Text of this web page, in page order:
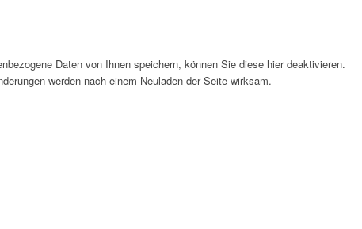
Daten von Ihnen speichern, können Sie diese hier deaktivieren.
werden nach einem Neuladen der Seite wirksam.